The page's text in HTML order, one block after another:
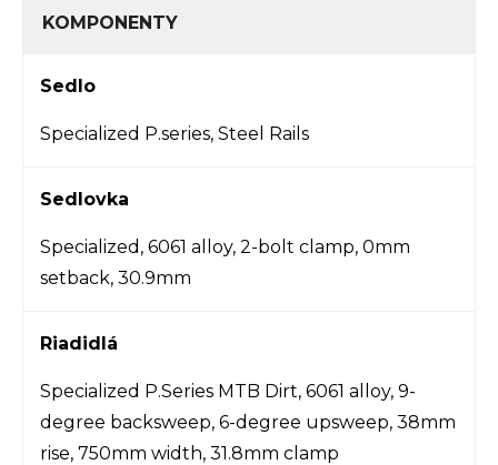
KOMPONENTY
Sedlo
Specialized P.series, Steel Rails
Sedlovka
Specialized, 6061 alloy, 2-bolt clamp, 0mm
setback, 30.9mm
Riadidlá
Specialized P.Series MTB Dirt, 6061 alloy, 9-
degree backsweep, 6-degree upsweep, 38mm
rise, 750mm width, 31.8mm clamp